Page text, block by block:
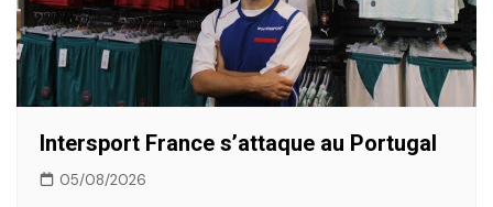
Intersport France s’attaque au Portugal
05/08/2026